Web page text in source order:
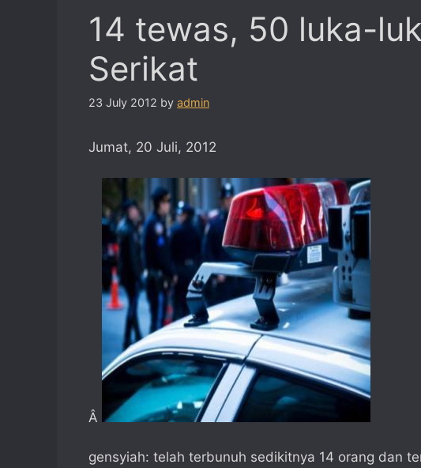
14 tewas, 50 luka-
Serikat
23 July 2012 by admin
Jumat, 20 Juli, 2012
Â
gensyiah: telah terbunuh sedikitnya 14 orang dan